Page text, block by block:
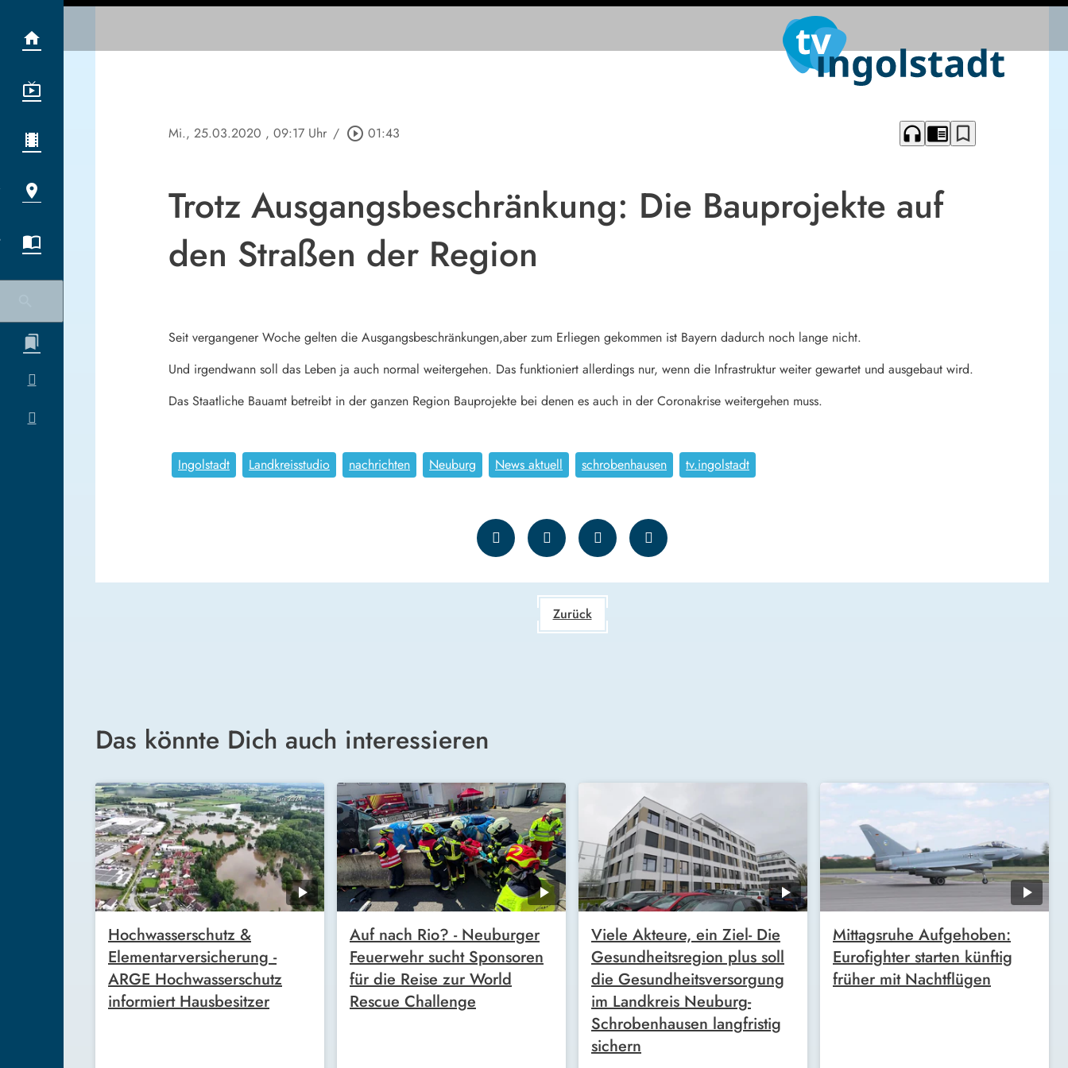
Mi., 25.03.2020 , 09:17 Uhr / play_circle_outline 01:43 headphones chrome_reader_mode bookmark_border
Trotz Ausgangsbeschränkung: Die Bauprojekte auf
den Straßen der Region
Seit vergangener Woche gelten die Ausgangsbeschränkungen,aber zum Erliegen gekommen ist Bayern dadurch noch lange nicht.
Und irgendwann soll das Leben ja auch normal weitergehen. Das funktioniert allerdings nur, wenn die Infrastruktur weiter gewartet und ausgebaut wird.
Das Staatliche Bauamt betreibt in der ganzen Region Bauprojekte bei denen es auch in der Coronakrise weitergehen muss.
Ingolstadt Landkreisstudio nachrichten Neuburg News aktuell schrobenhausen tv.ingolstadt
Zurück
Das könnte Dich auch interessieren
Hochwasserschutz &
Elementarversicherung -
ARGE Hochwasserschutz
informiert Hausbesitzer
Auf nach Rio? - Neuburger
Feuerwehr sucht Sponsoren
für die Reise zur World
Rescue Challenge
Viele Akteure, ein Ziel- Die
Gesundheitsregion plus soll
die Gesundheitsversorgung
im Landkreis Neuburg-
Schrobenhausen langfristig
sichern
Mittagsruhe Aufgehoben:
Eurofighter starten künftig
früher mit Nachtflügen